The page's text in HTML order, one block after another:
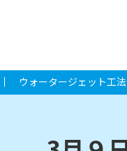
ウォータージェット工法